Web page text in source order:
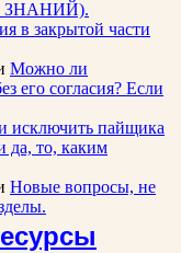
ЗНАНИЙ).
в закрытой части
Можно ли
его согласия? Если
исключить пайщика
да, то, каким
Новые вопросы, не